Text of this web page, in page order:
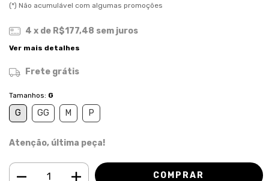
(*) Não acumulável com algumas promoções
4 x de R$177,48 sem juros
Ver mais detalhes
Frete grátis
Tamanhos: G
G GG M P
Atenção, última peça!